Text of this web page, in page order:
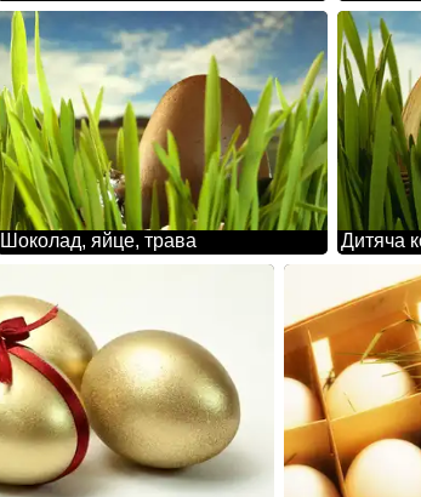
Шоколад, яйце, трава